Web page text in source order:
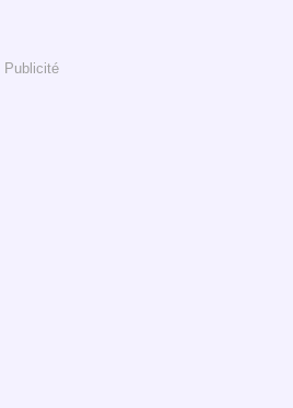
Publicité